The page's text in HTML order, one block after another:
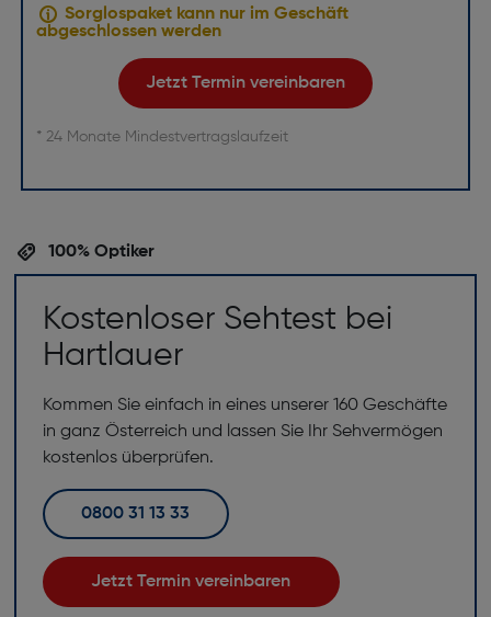
Sorglospaket kann nur im Geschäft
abgeschlossen werden
Jetzt Termin vereinbaren
* 24 Monate Mindestvertragslaufzeit
100% Optiker
Kostenloser Sehtest bei
Hartlauer
Kommen Sie einfach in eines unserer 160 Geschäfte
in ganz Österreich und lassen Sie Ihr Sehvermögen
kostenlos überprüfen.
0800 31 13 33
Jetzt Termin vereinbaren